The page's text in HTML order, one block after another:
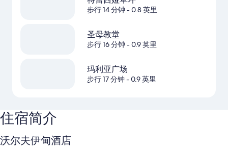
步行 14 分钟- 0.8 英里
圣母教堂
步行 16 分钟- 0.9 英里
玛利亚广场
步行 17 分钟- 0.9 英里
住宿简介
沃尔夫伊甸酒店